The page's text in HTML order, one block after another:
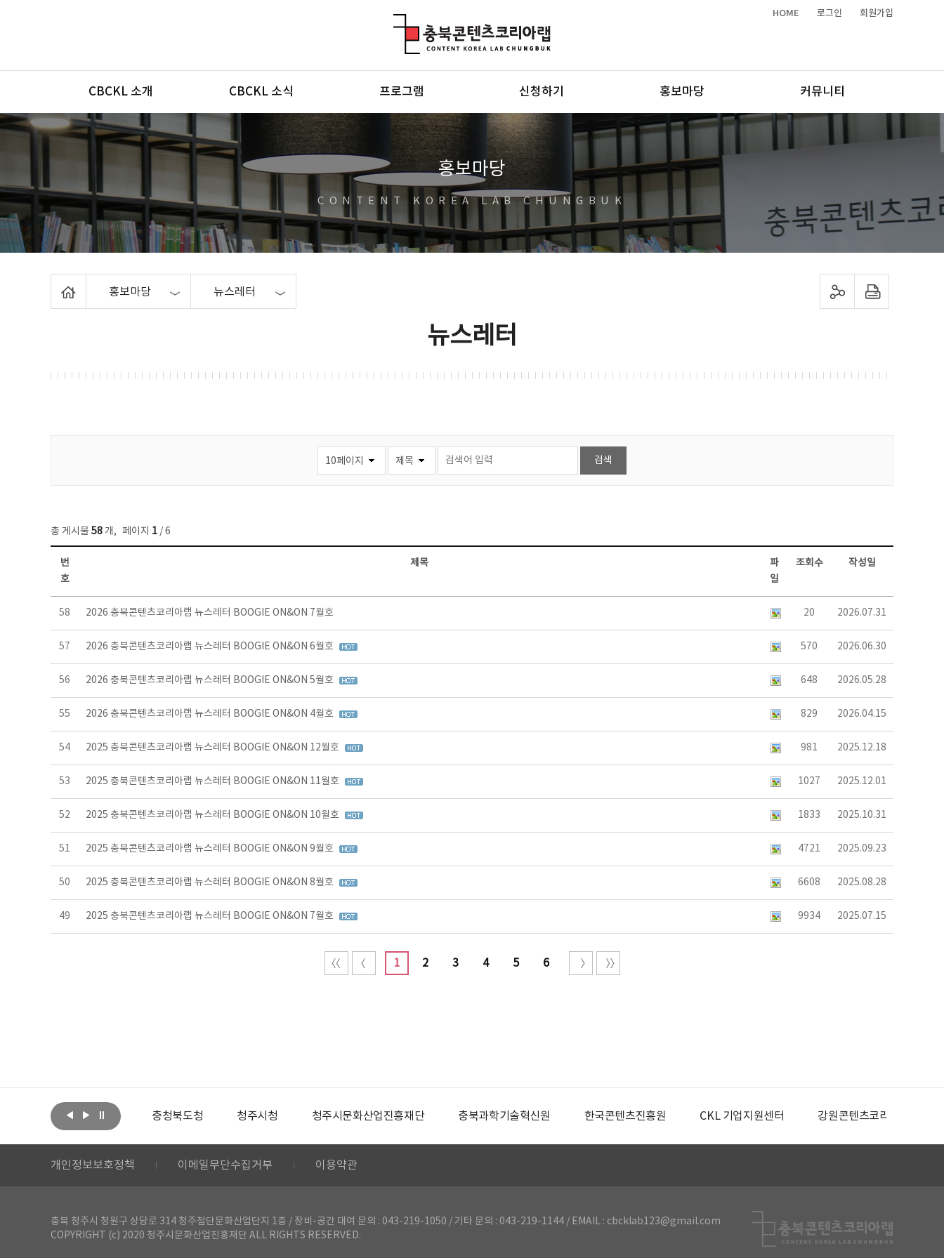
HOME 로그인 회원가입
메뉴
CBCKL 소개 CBCKL 소식 프로그램 신청하기 홍보마당 커뮤니티
홍보마당
CONTENT KOREA LAB CHUNGBUK
홍보마당 뉴스레터 sns 공유하기 프린트하기
뉴스레터
총 게시물 58 개, 페이지 1 / 6
뉴스레터 목록 - 번호, 제목, 작성자, 파일, 조회수, 작성일 정보 제공
번
호
제목
파
일
조회수 작성일
58 2026 충북콘텐츠코리아랩 뉴스레터 BOOGIE ON&ON 7월호 20 2026.07.31
57 2026 충북콘텐츠코리아랩 뉴스레터 BOOGIE ON&ON 6월호 570 2026.06.30
56 2026 충북콘텐츠코리아랩 뉴스레터 BOOGIE ON&ON 5월호 648 2026.05.28
55 2026 충북콘텐츠코리아랩 뉴스레터 BOOGIE ON&ON 4월호 829 2026.04.15
54 2025 충북콘텐츠코리아랩 뉴스레터 BOOGIE ON&ON 12월호 981 2025.12.18
53 2025 충북콘텐츠코리아랩 뉴스레터 BOOGIE ON&ON 11월호 1027 2025.12.01
52 2025 충북콘텐츠코리아랩 뉴스레터 BOOGIE ON&ON 10월호 1833 2025.10.31
51 2025 충북콘텐츠코리아랩 뉴스레터 BOOGIE ON&ON 9월호 4721 2025.09.23
50 2025 충북콘텐츠코리아랩 뉴스레터 BOOGIE ON&ON 8월호 6608 2025.08.28
49 2025 충북콘텐츠코리아랩 뉴스레터 BOOGIE ON&ON 7월호 9934 2025.07.15
1 2 3 4 5 6
문화체육관광부 충청북도청 청주시청 청주시문화산업진흥재단 충북과학기술혁신원 한국콘텐츠진흥원 CKL 기업지원센터 강원콘텐츠코리아랩
개인정보보호정책 이메일무단수집거부 이용약관
충북 청주시 청원구 상당로 314 청주첨단문화산업단지 1층 / 장비-공간 대여 문의 : 043-219-1050 / 기타 문의 : 043-219-1144 / EMAIL : cbcklab123@gmail.com
COPYRIGHT (c) 2020 청주시문화산업진흥재단 ALL RIGHTS RESERVED.